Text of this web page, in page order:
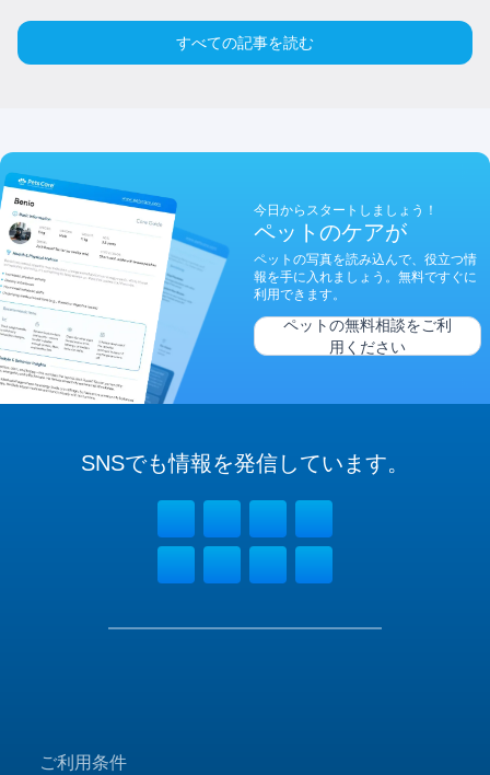
すべての記事を読む
今日からスタートしましょう！
ペットのケアが
ペットの写真を読み込んで、役立つ情
報を手に入れましょう。無料ですぐに
利用できます。
ペットの無料相談をご利
用ください
ご利用条件
SNSでも情報を発信しています。